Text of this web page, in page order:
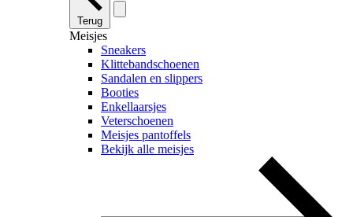
Terug
Meisjes
Sneakers
Klittebandschoenen
Sandalen en slippers
Booties
Enkellaarsjes
Veterschoenen
Meisjes pantoffels
Bekijk alle meisjes